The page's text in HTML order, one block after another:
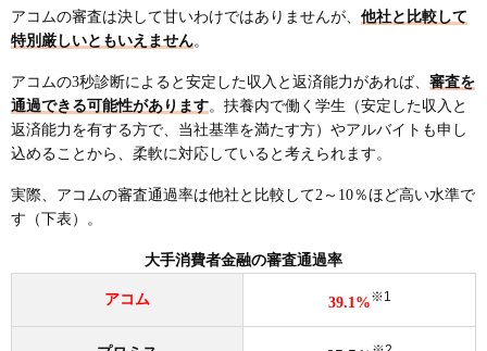
アコムの審査は決して甘いわけではありませんが、 他社と比較して
特別厳しいともいえません。
アコムの3秒診断によると安定した収入と返済能力があれば、 審査を
通過できる可能性があります。扶養内で働く学生（安定した収入と
返済能力を有する方で、当社基準を満たす方）やアルバイトも申し
込めることから、柔軟に対応していると考えられます。
実際、アコムの審査通過率は他社と比較して2～10％ほど高い水準で
す（下表）。
大手消費者金融の審査通過率
アコム 39.1%※1